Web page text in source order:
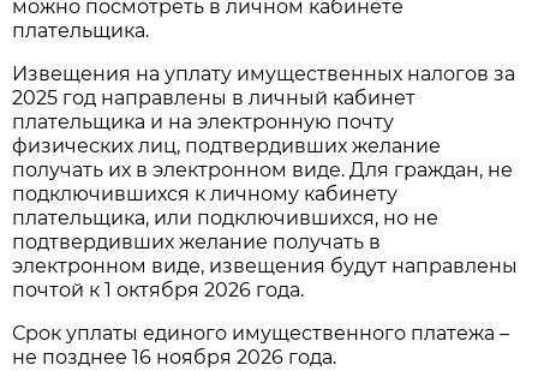
можно посмотреть в личном кабинете
плательщика.
Извещения на уплату имущественных налогов за
2025 год направлены в личный кабинет
плательщика и на электронную почту
физических лиц, подтвердивших желание
получать их в электронном виде. Для граждан, не
подключившихся к личному кабинету
плательщика, или подключившихся, но не
подтвердивших желание получать в
электронном виде, извещения будут направлены
почтой к 1 октября 2026 года.
Срок уплаты единого имущественного платежа –
не позднее 16 ноября 2026 года.